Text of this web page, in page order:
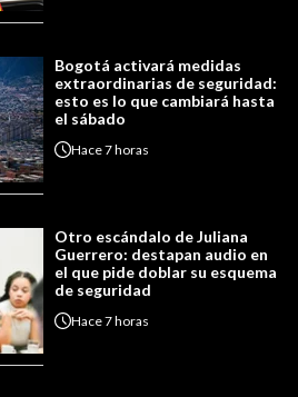
Bogotá activará medidas
extraordinarias de seguridad:
esto es lo que cambiará hasta
el sábado
Hace7 horas
Otro escándalo de Juliana
Guerrero: destapan audio en
el que pide doblar su esquema
de seguridad
Hace7 horas